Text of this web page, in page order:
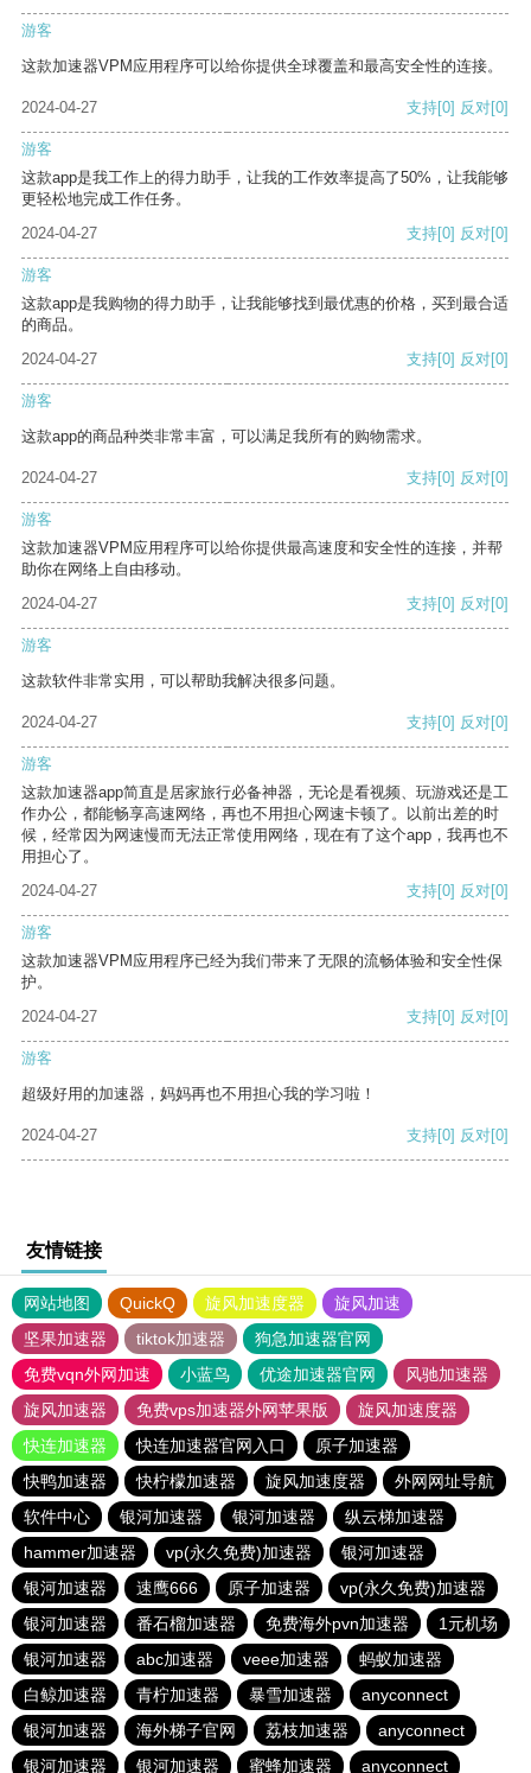
游客
这款加速器VPM应用程序可以给你提供全球覆盖和最高安全性的连接。
2024-04-27 支持[0] 反对[0]
游客
这款app是我工作上的得力助手，让我的工作效率提高了50%，让我能够
更轻松地完成工作任务。
2024-04-27
支持[0] 反对[0]
游客
这款app是我购物的得力助手，让我能够找到最优惠的价格，买到最合适
的商品。
2024-04-27
支持[0] 反对[0]
游客
这款app的商品种类非常丰富，可以满足我所有的购物需求。
2024-04-27 支持[0] 反对[0]
游客
这款加速器VPM应用程序可以给你提供最高速度和安全性的连接，并帮
助你在网络上自由移动。
2024-04-27
支持[0] 反对[0]
游客
这款软件非常实用，可以帮助我解决很多问题。
2024-04-27 支持[0] 反对[0]
游客
这款加速器app简直是居家旅行必备神器，无论是看视频、玩游戏还是工
作办公，都能畅享高速网络，再也不用担心网速卡顿了。以前出差的时
候，经常因为网速慢而无法正常使用网络，现在有了这个app，我再也不
用担心了。
2024-04-27
支持[0] 反对[0]
游客
这款加速器VPM应用程序已经为我们带来了无限的流畅体验和安全性保
护。
2024-04-27
支持[0] 反对[0]
游客
超级好用的加速器，妈妈再也不用担心我的学习啦！
2024-04-27 支持[0] 反对[0]
友情链接
网站地图 QuickQ 旋风加速度器
旋风加速
坚果加速器
tiktok加速器
狗急加速器官网
免费vqn外网加速
小蓝鸟 优途加速器官网
风驰加速器
旋风加速器
免费vps加速器外网苹果版
旋风加速度器
快连加速器
快连加速器官网入口
原子加速器
快鸭加速器
快柠檬加速器 旋风加速度器
外网网址导航
软件中心
银河加速器 银河加速器
纵云梯加速器
hammer加速器
vp(永久免费)加速器
银河加速器
银河加速器
速鹰666 原子加速器
vp(永久免费)加速器
银河加速器
番石榴加速器 免费海外pvn加速器
1元机场
银河加速器
abc加速器 veee加速器
蚂蚁加速器
白鲸加速器
青柠加速器 暴雪加速器
anyconnect
银河加速器
海外梯子官网 荔枝加速器
anyconnect
银河加速器
银河加速器 蜜蜂加速器 anyconnect